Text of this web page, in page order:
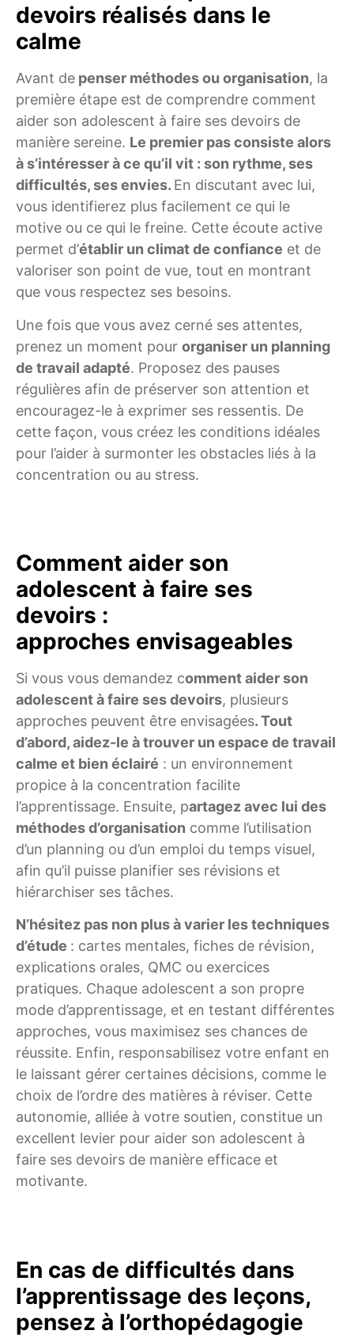
devoirs réalisés dans le
calme
Avant de penser méthodes ou organisation, la
première étape est de comprendre comment
aider son adolescent à faire ses devoirs de
manière sereine. Le premier pas consiste alors
à s’intéresser à ce qu’il vit : son rythme, ses
difficultés, ses envies. En discutant avec lui,
vous identifierez plus facilement ce qui le
motive ou ce qui le freine. Cette écoute active
permet d’établir un climat de confiance et de
valoriser son point de vue, tout en montrant
que vous respectez ses besoins.
Une fois que vous avez cerné ses attentes,
prenez un moment pour organiser un planning
de travail adapté. Proposez des pauses
régulières afin de préserver son attention et
encouragez-le à exprimer ses ressentis. De
cette façon, vous créez les conditions idéales
pour l’aider à surmonter les obstacles liés à la
concentration ou au stress.
Comment aider son
adolescent à faire ses
devoirs :
approches envisageables
Si vous vous demandez comment aider son
adolescent à faire ses devoirs, plusieurs
approches peuvent être envisagées. Tout
d’abord, aidez-le à trouver un espace de travail
calme et bien éclairé : un environnement
propice à la concentration facilite
l’apprentissage. Ensuite, partagez avec lui des
méthodes d’organisation comme l’utilisation
d’un planning ou d’un emploi du temps visuel,
afin qu’il puisse planifier ses révisions et
hiérarchiser ses tâches.
N’hésitez pas non plus à varier les techniques
d’étude : cartes mentales, fiches de révision,
explications orales, QMC ou exercices
pratiques. Chaque adolescent a son propre
mode d’apprentissage, et en testant différentes
approches, vous maximisez ses chances de
réussite. Enfin, responsabilisez votre enfant en
le laissant gérer certaines décisions, comme le
choix de l’ordre des matières à réviser. Cette
autonomie, alliée à votre soutien, constitue un
excellent levier pour aider son adolescent à
faire ses devoirs de manière efficace et
motivante.
En cas de difficultés dans
l’apprentissage des leçons,
pensez à l’orthopédagogie